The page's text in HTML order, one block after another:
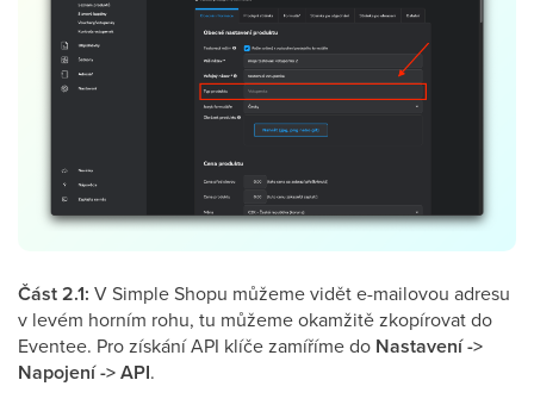
Část 2.1: V Simple Shopu můžeme vidět e-mailovou adresu
v levém horním rohu, tu můžeme okamžitě zkopírovat do
Eventee. Pro získání API klíče zamíříme do Nastavení ->
Napojení -> API.